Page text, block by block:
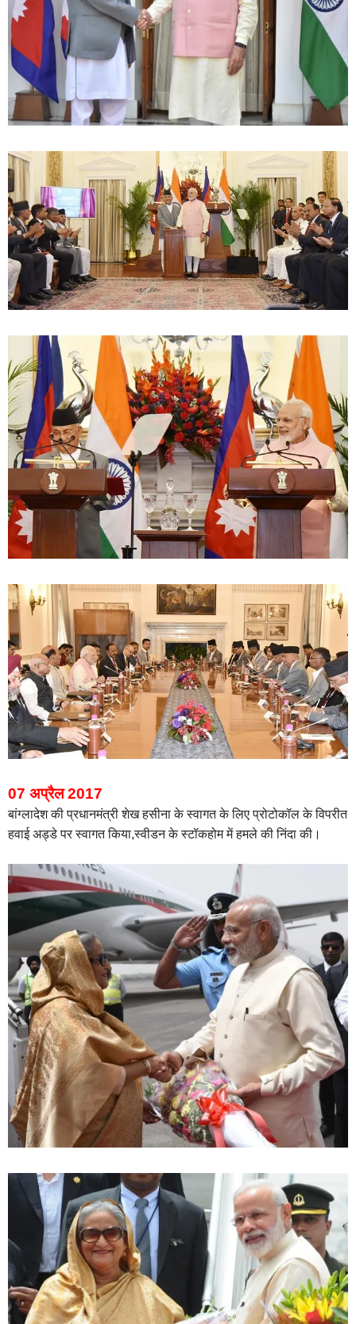
07 अप्रैल 2017
बांग्लादेश की प्रधानमंत्री शेख हसीना के स्वागत के लिए प्रोटोकॉल के विपरीत
हवाई अड्डे पर स्वागत किया,स्‍वीडन के स्‍टॉकहोम में हमले की निंदा की।